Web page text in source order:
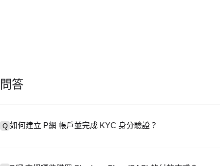
問答
Q 如何建立 P網 帳戶並完成 KYC 身分驗證？